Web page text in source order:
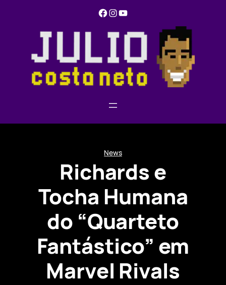
Facebook Instagram YouTube
News
Richards e
Tocha Humana
do “Quarteto
Fantástico” em
Marvel Rivals